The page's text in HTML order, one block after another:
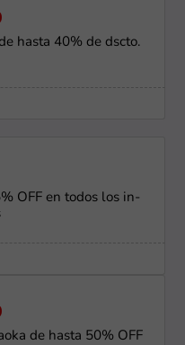
hasta 40% de dscto.
OFF en todos los in-
de hasta 50% OFF